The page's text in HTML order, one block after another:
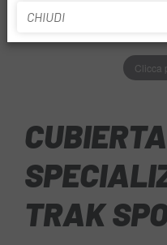
Clicca
CUBIERTA
TRAK
CHIUDI